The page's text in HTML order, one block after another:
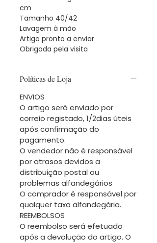
cm
Tamanho 40/42
Lavagem à mão
Artigo pronto a enviar
Obrigada pela visita
Políticas de Loja
ENVIOS
O artigo será enviado por
correio registado, 1/2dias úteis
após confirmação do
pagamento.
O vendedor não é responsável
por atrasos devidos a
distribuição postal ou
problemas alfandegários
O comprador é responsável por
qualquer taxa alfandegária.
REEMBOLSOS
O reembolso será efetuado
após a devolução do artigo. O